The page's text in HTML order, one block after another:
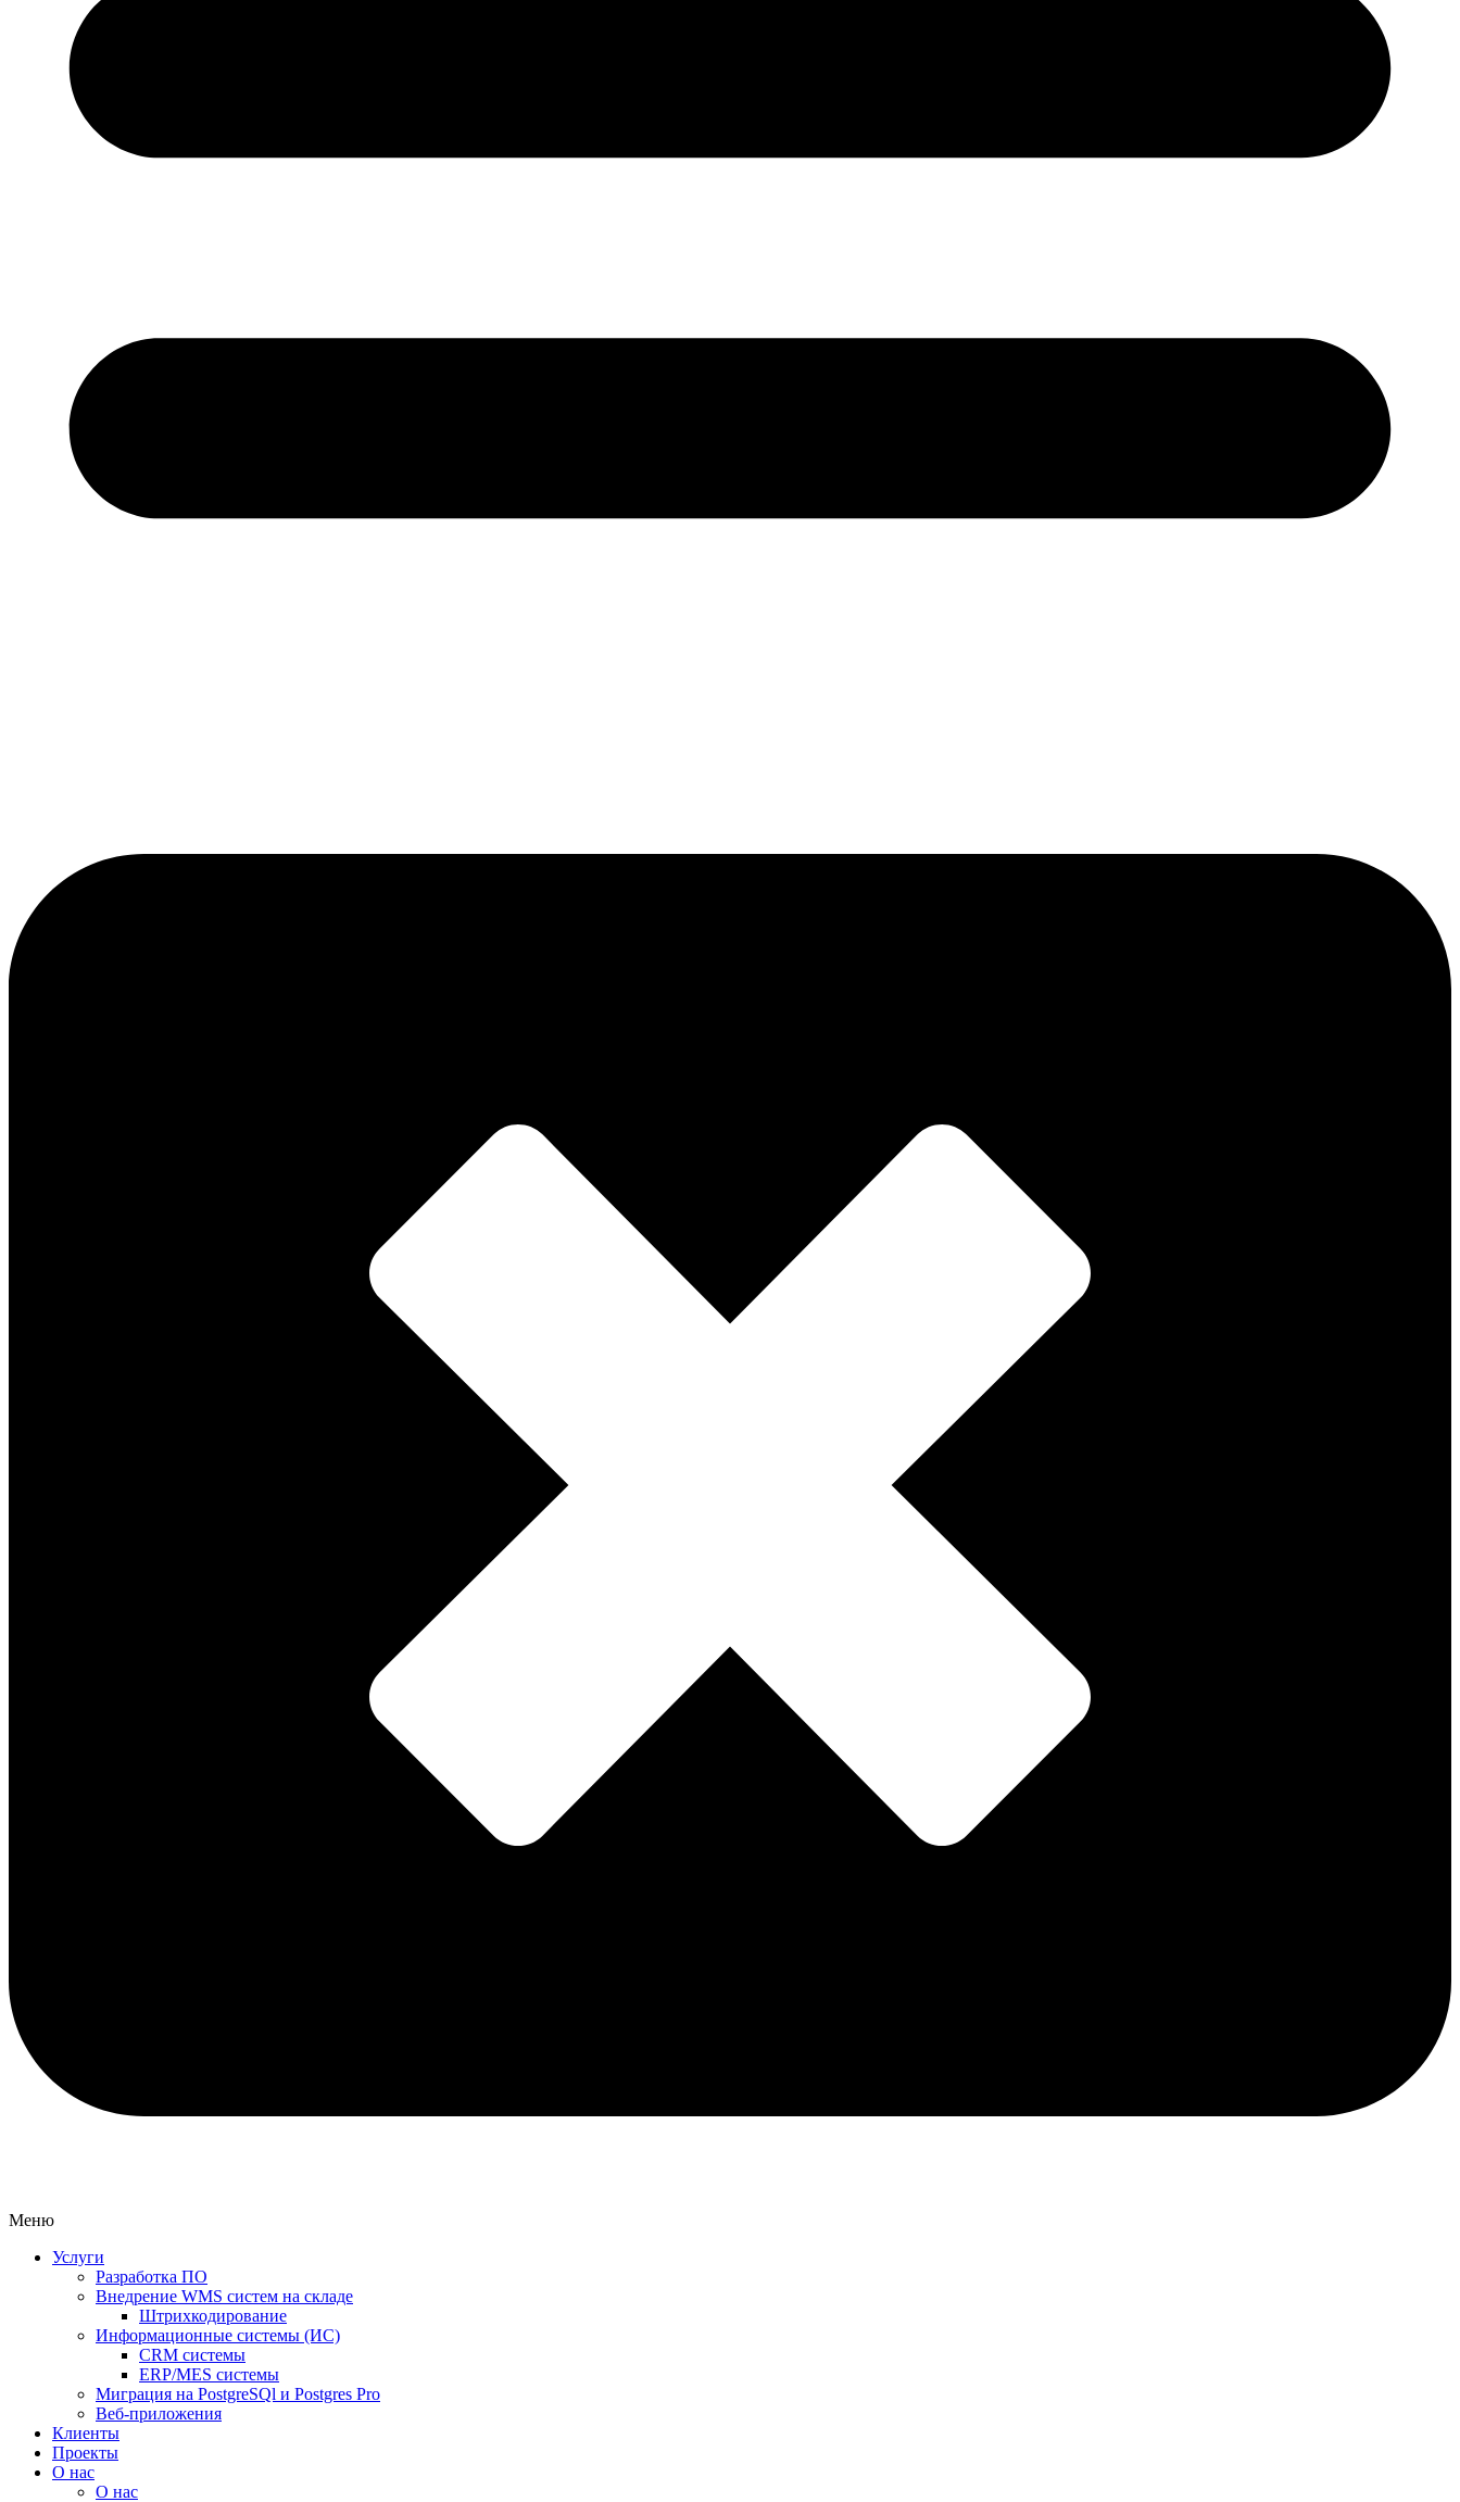
Меню
Услуги
Разработка ПО
Внедрение WMS систем на складе
Штрихкодирование
Информационные системы (ИС)
CRM системы
ERP/MES системы
Миграция на PostgreSQl и Postgres Pro
Веб-приложения
Клиенты
Проекты
О нас
О нас